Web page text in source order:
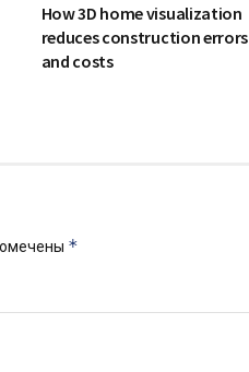
How 3D home visualization
reduces construction errors
and costs
*